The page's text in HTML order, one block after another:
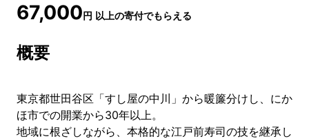
67,000円 以上の寄付でもらえる
概要
東京都世田谷区「すし屋の中川」から暖簾分けし、にか
ほ市での開業から30年以上。
地域に根ざしながら、本格的な江戸前寿司の技を継承し